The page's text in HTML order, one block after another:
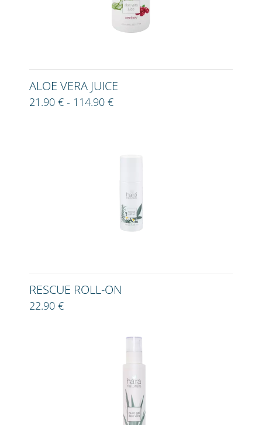
ALOE VERA JUICE
21.90 € - 114.90 €
RESCUE ROLL-ON
22.90 €